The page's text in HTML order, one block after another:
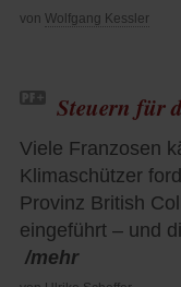
von Wolfgang Kessler
Steuern für
Viele Franzosen
Klimaschützer
Provinz British
eingeführt – und
/mehr